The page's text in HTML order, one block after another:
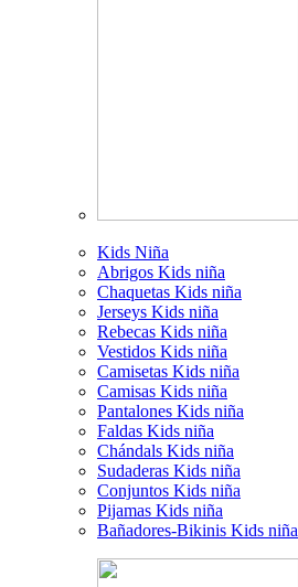
Kids Niña
Abrigos Kids niña
Chaquetas Kids niña
Jerseys Kids niña
Rebecas Kids niña
Vestidos Kids niña
Camisetas Kids niña
Camisas Kids niña
Pantalones Kids niña
Faldas Kids niña
Chándals Kids niña
Sudaderas Kids niña
Conjuntos Kids niña
Pijamas Kids niña
Bañadores-Bikinis Kids niña